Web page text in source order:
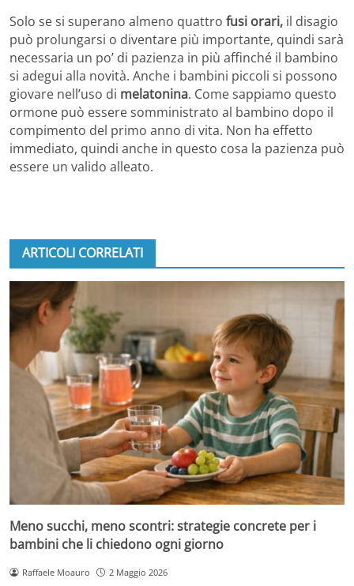
Solo se si superano almeno quattro fusi orari, il disagio
può prolungarsi o diventare più importante, quindi sarà
necessaria un po’ di pazienza in più affinché il bambino
si adegui alla novità. Anche i bambini piccoli si possono
giovare nell’uso di melatonina. Come sappiamo questo
ormone può essere somministrato al bambino dopo il
compimento del primo anno di vita. Non ha effetto
immediato, quindi anche in questo cosa la pazienza può
essere un valido alleato.
ARTICOLI CORRELATI
Meno succhi, meno scontri: strategie concrete per i
bambini che li chiedono ogni giorno
Raffaele Moauro 2 Maggio 2026